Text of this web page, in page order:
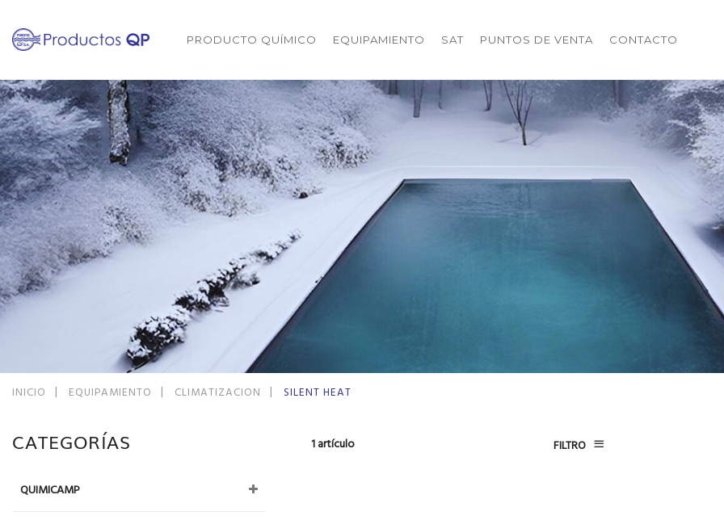
PRODUCTO QUÍMICO EQUIPAMIENTO SAT PUNTOS DE VENTA CONTACTO
INICIO EQUIPAMIENTO CLIMATIZACION SILENT HEAT
1artículo FILTRO
CATEGORÍAS
QUIMICAMP